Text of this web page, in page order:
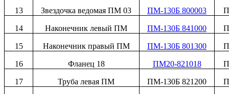
13 Звездочка ведомая ПМ 03 ПМ-130Б 800003
14 Наконечник левый ПМ ПМ-130Б 841000
15 Наконечник правый ПМ ПМ-130Б 801300
16 Фланец 18 ПМ20-821018
17 Труба левая ПМ ПМ-130Б 821200